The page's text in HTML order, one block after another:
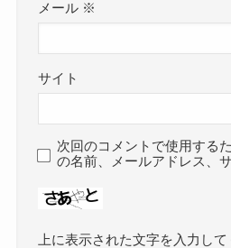
メール ※
サイト
次回のコメントで使用する
の名前、メールアドレス、
上に表示された文字を入力して